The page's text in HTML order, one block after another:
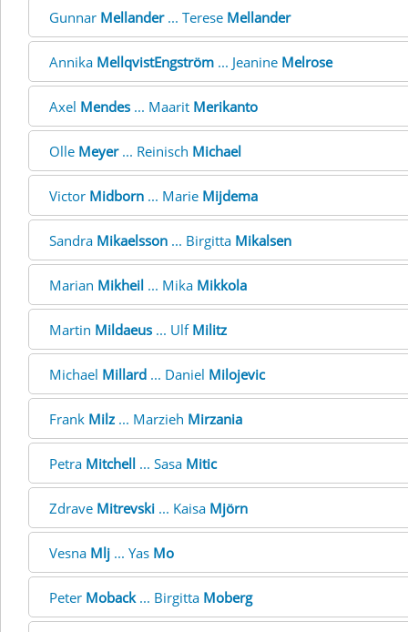
Gunnar Mellander... Terese Mellander
Annika MellqvistEngström ... Jeanine Melrose
Axel Mendes ... Maarit Merikanto
Olle Meyer... Reinisch Michael
Victor Midborn ... Marie Mijdema
Sandra Mikaelsson ... Birgitta Mikalsen
Marian Mikheil ... Mika Mikkola
Martin Mildaeus ... Ulf Militz
Michael Millard ... Daniel Milojevic
Frank Milz ... Marzieh Mirzania
Petra Mitchell ... Sasa Mitic
Zdrave Mitrevski ... Kaisa Mjörn
Vesna Mlj ... Yas Mo
Peter Moback... Birgitta Moberg